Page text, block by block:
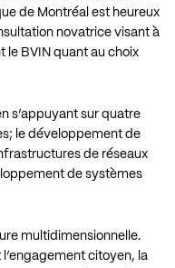
de Montréal est heureux
novatrice visant à
le BVIN quant au choix
s’appuyant sur quatre
le développement de
de réseaux
de systèmes
multidimensionnelle.
citoyen, la